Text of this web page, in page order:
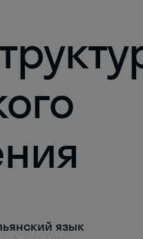
язык